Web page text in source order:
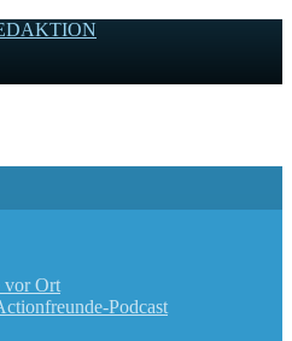
vor Ort
Podcast